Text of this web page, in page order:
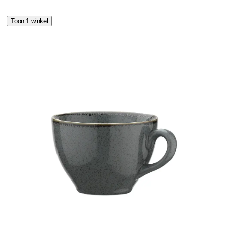
Toon 1 winkel